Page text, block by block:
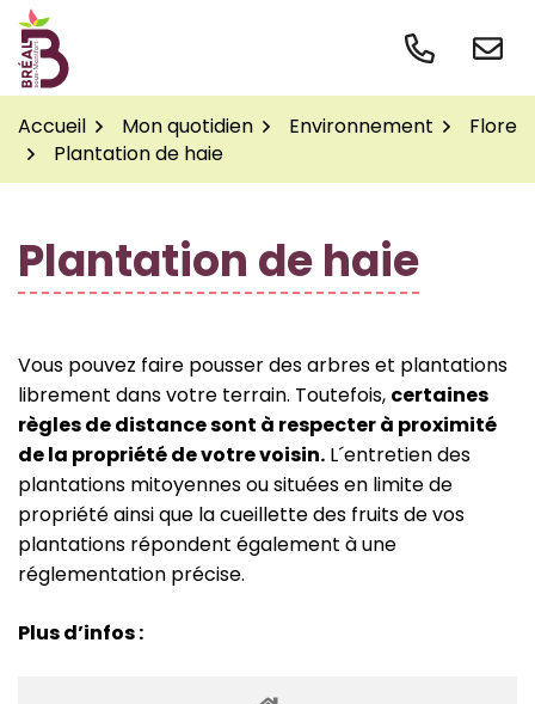
Gestion des traceurs
Aller
contenu
Accueil
Mon quotidien Environnement
Flore
Plantation de haie
Plantation de haie
Vous pouvez faire pousser des arbres et plantations
librement dans votre terrain. Toutefois, certaines
règles de distance sont à respecter à proximité
de la propriété de votre voisin. L´entretien des
plantations mitoyennes ou situées en limite de
propriété ainsi que la cueillette des fruits de vos
plantations répondent également à une
réglementation précise.
Plus d’infos :